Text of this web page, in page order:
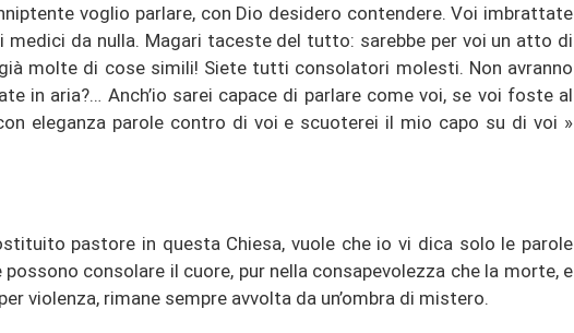
voglio parlare, con Dio desidero contendere. Voi imbrattate
da nulla. Magari taceste del tutto: sarebbe per voi un atto di
molte di cose simili! Siete tutti consolatori molesti. Non avranno
in aria?… Anch’io sarei capace di parlare come voi, se voi foste al
eleganza parole contro di voi e scuoterei il mio capo su di voi »
pastore in questa Chiesa, vuole che io vi dica solo le parole
possono consolare il cuore, pur nella consapevolezza che la morte, e
violenza, rimane sempre avvolta da un’ombra di mistero.